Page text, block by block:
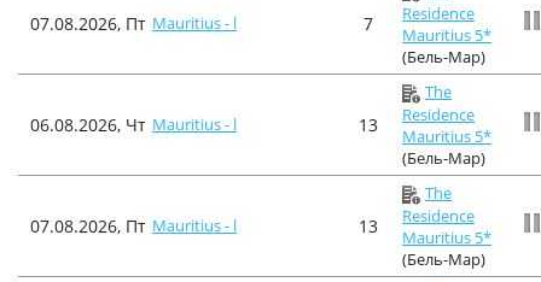
07.08.2026, Пт Mauritius - l 7
Residence
Mauritius 5*
(Бель-Мар)
06.08.2026, Чт Mauritius - l 13
The
Residence
Mauritius 5*
(Бель-Мар)
07.08.2026, Пт Mauritius - l 13
The
Residence
Mauritius 5*
(Бель-Мар)